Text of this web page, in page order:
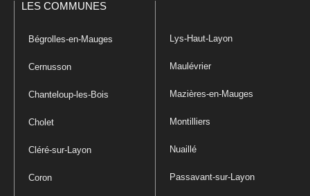
LES COMMUNES
Bégrolles-en-Mauges
Cernusson
Chanteloup-les-Bois
Cholet
Cléré-sur-Layon
Coron
Lys-Haut-Layon
Maulévrier
Mazières-en-Mauges
Montilliers
Nuaillé
Passavant-sur-Layon